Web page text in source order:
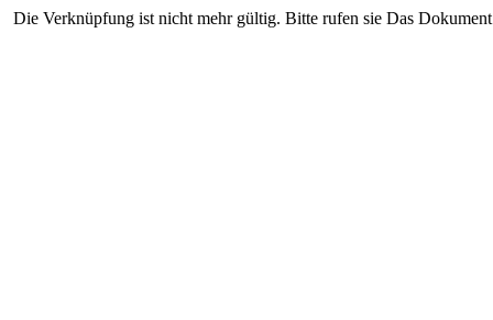
Die Verknüpfung ist nicht mehr gültig. Bitte rufen sie Das Dokument